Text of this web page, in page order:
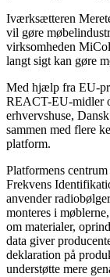
Iværksætteren
vil gøre
virksomheden
langt sigt kan gøre
Med hjælp fra EU-
REACT-EU-midler
erhvervshuse,
sammen med flere
platform.
Platformens
Frekvens
anvender
monteres i
om materialer,
data giver
deklaration på
understøtte mere